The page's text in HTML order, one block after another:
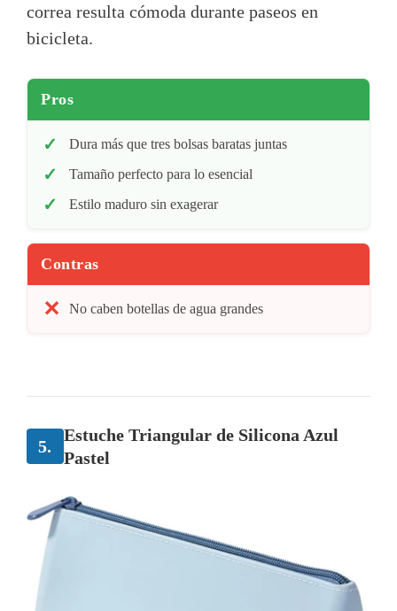
correa resulta cómoda durante paseos en
bicicleta.
Pros
Dura más que tres bolsas baratas juntas
Tamaño perfecto para lo esencial
Estilo maduro sin exagerar
Contras
No caben botellas de agua grandes
5.
Estuche Triangular de Silicona Azul
Pastel